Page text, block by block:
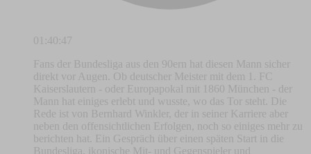
01:40:47
Fans der Bundesliga aus den 90ern hat diesen Mann sicher
direkt vor Augen. Ob deutscher Meister mit dem 1. FC
Kaiserslautern - oder Europapokal mit 1860 München - der
Mann hat einiges erlebt und wusste, wo das Tor steht. Die
Rede ist von Bernhard Winkler, der in seiner Karriere aber
neben den offensichtlichen Erfolgen, noch so einiges mehr zu
berichten hat. Ein Gespräch über einen späten Start in die
Bundesliga, ikonische Mit- und Gegenspieler und